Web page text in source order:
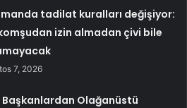
tadilat kuralları değişiyor:
izin almadan çivi bile
7, 2026
Başkanlardan Olağanüstü